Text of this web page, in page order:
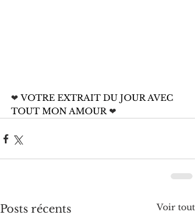
❤ VOTRE EXTRAIT DU JOUR AVEC
TOUT MON AMOUR ❤
Posts récents Voir tout